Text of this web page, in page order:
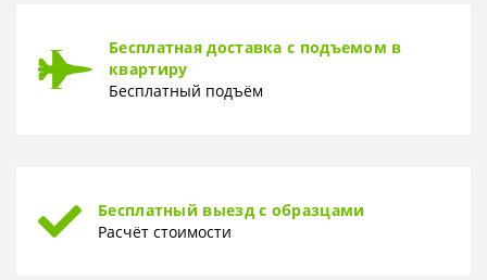
Бесплатная доставка с подъемом в
квартиру
Бесплатный подъём
Бесплатный выезд с образцами
Расчёт стоимости